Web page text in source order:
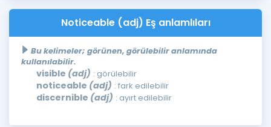
Noticeable (adj) Eş anlamlıları
Bu kelimeler; görünen, görülebilir anlamında
kullanılabilir.
visible (adj) : görülebilir
noticeable (adj) : fark edilebilir
discernible (adj) : ayırt edilebilir